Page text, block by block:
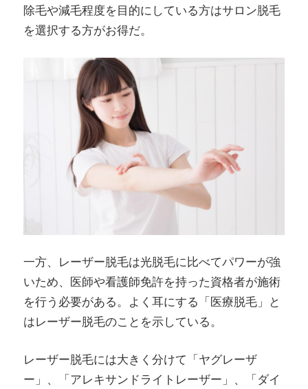
除毛や減毛程度を目的にしている方はサロン脱毛
を選択する方がお得だ。
一方、レーザー脱毛は光脱毛に比べてパワーが強
いため、医師や看護師免許を持った資格者が施術
を行う必要がある。よく耳にする「医療脱毛」と
はレーザー脱毛のことを示している。
レーザー脱毛には大きく分けて「ヤグレーザ
ー」、「アレキサンドライトレーザー」、「ダイ